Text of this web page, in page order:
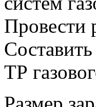
Провести
ТР